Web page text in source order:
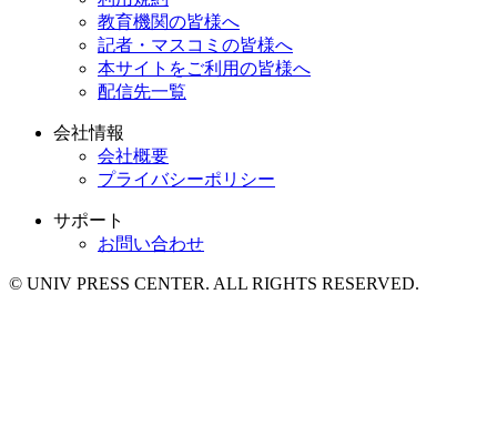
教育機関の皆様へ
記者・マスコミの皆様へ
本サイトをご利用の皆様へ
配信先一覧
会社情報
会社概要
プライバシーポリシー
サポート
お問い合わせ
© UNIV PRESS CENTER. ALL RIGHTS RESERVED.